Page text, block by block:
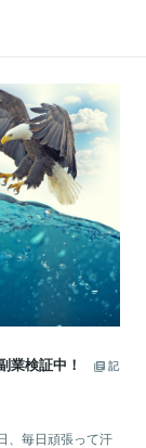
業検証中！
記
、毎日頑張って汗